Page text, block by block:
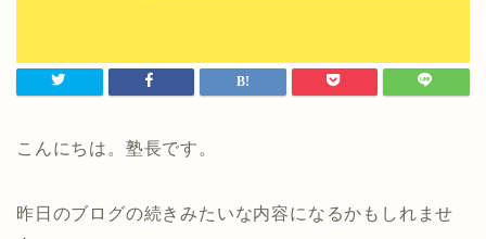
こんにちは。塾長です。
昨日のブログの続きみたいな内容になるかもしれませ